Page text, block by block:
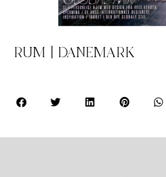
RUM | DANEMARK